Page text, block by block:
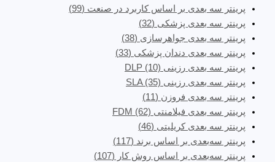
پرینتر سه بعدی بر اساس کاربرد در صنعت (99)
پرینتر سه بعدی پزشکی (32)
پرینتر سه بعدی جواهرسازی (38)
پرینتر سه بعدی دندان پزشکی (33)
پرینتر سه بعدی رزینی DLP (10)
پرینتر سه بعدی رزینی SLA (35)
پرینتر سه بعدی فروزن (11)
پرینتر سه بعدی فیلامنتی FDM (62)
پرینتر سه بعدی کریلیتی (46)
پرینتر سه‌بعدی بر اساس برند (117)
پرینتر سه‌بعدی بر اساس روش کار (107)